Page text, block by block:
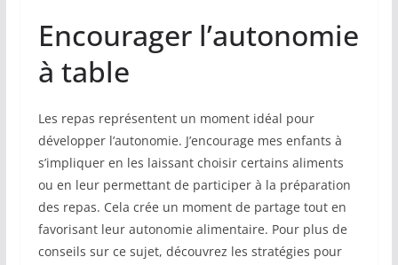
Encourager l’autonomie
à table
Les repas représentent un moment idéal pour
développer l’autonomie. J’encourage mes enfants à
s’impliquer en les laissant choisir certains aliments
ou en leur permettant de participer à la préparation
des repas. Cela crée un moment de partage tout en
favorisant leur autonomie alimentaire. Pour plus de
conseils sur ce sujet, découvrez les stratégies pour